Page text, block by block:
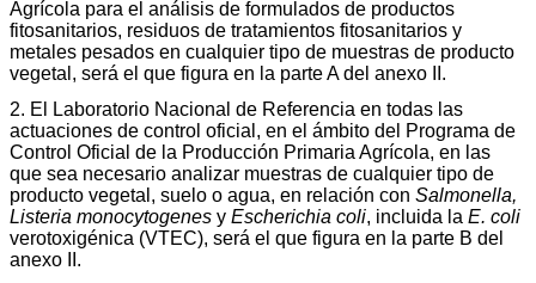
Agrícola para el análisis de formulados de productos
fitosanitarios, residuos de tratamientos fitosanitarios y
metales pesados en cualquier tipo de muestras de producto
vegetal, será el que figura en la parte A del anexo II.
2. El Laboratorio Nacional de Referencia en todas las
actuaciones de control oficial, en el ámbito del Programa de
Control Oficial de la Producción Primaria Agrícola, en las
que sea necesario analizar muestras de cualquier tipo de
producto vegetal, suelo o agua, en relación con Salmonella,
Listeria monocytogenes y Escherichia coli, incluida la E. coli
verotoxigénica (VTEC), será el que figura en la parte B del
anexo II.